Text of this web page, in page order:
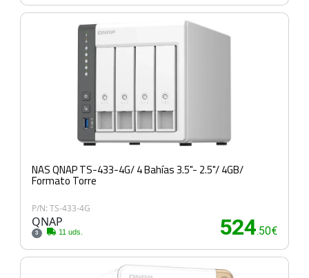
NAS QNAP TS-433-4G/ 4 Bahías 3.5"- 2.5"/ 4GB/
Formato Torre
P/N: TS-433-4G
QNAP
3 11 uds. 524.50€